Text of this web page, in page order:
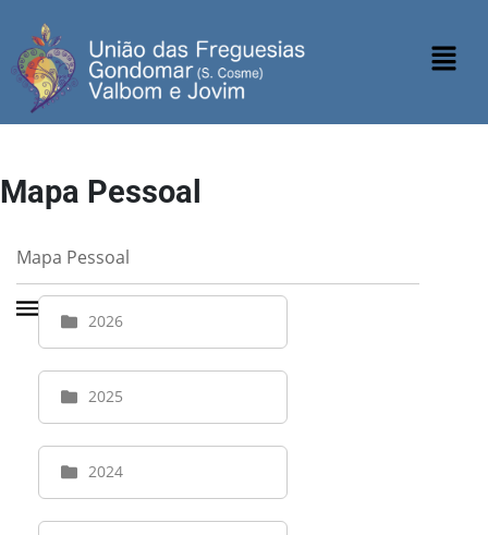
Mapa Pessoal
Mapa Pessoal
2026
2025
2024